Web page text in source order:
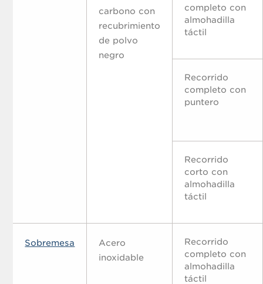
carbono con
recubrimiento
de polvo
negro
completo con
almohadilla
táctil
Recorrido
completo con
puntero
Recorrido
corto con
almohadilla
táctil
Sobremesa
Acero
inoxidable
Recorrido
completo con
almohadilla
táctil